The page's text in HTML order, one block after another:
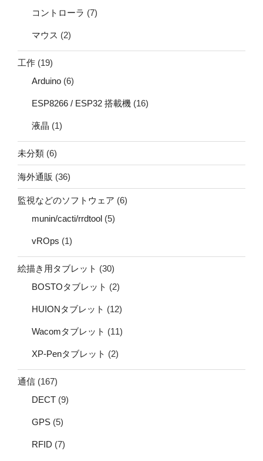
コントローラ (7)
マウス (2)
工作 (19)
Arduino (6)
ESP8266 / ESP32 搭載機 (16)
液晶 (1)
未分類 (6)
海外通販 (36)
監視などのソフトウェア (6)
munin/cacti/rrdtool (5)
vROps (1)
絵描き用タブレット (30)
BOSTOタブレット (2)
HUIONタブレット (12)
Wacomタブレット (11)
XP-Penタブレット (2)
通信 (167)
DECT (9)
GPS (5)
RFID (7)